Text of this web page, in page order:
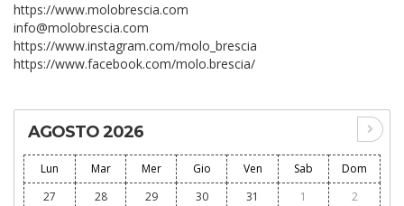
https://www.molobrescia.com
info@molobrescia.com
https://www.instagram.com/molo_brescia
https://www.facebook.com/molo.brescia/
AGOSTO 2026
Lun Mar Mer Gio Ven Sab
Dom
27
28 29 30 31 1
2